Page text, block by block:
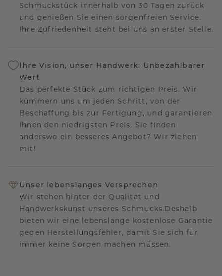
Schmuckstück innerhalb von 30 Tagen zurück
und genießen Sie einen sorgenfreien Service.
Ihre Zufriedenheit steht bei uns an erster Stelle.
Ihre Vision, unser Handwerk: Unbezahlbarer
Wert
Das perfekte Stück zum richtigen Preis. Wir
kümmern uns um jeden Schritt, von der
Beschaffung bis zur Fertigung, und garantieren
Ihnen den niedrigsten Preis. Sie finden
anderswo ein besseres Angebot? Wir ziehen
mit!
Unser lebenslanges Versprechen
Wir stehen hinter der Qualität und
Handwerkskunst unseres Schmucks.Deshalb
bieten wir eine lebenslange kostenlose Garantie
gegen Herstellungsfehler, damit Sie sich für
immer keine Sorgen machen müssen.